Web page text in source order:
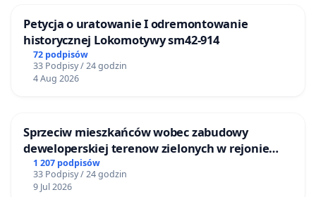
Petycja o uratowanie I odremontowanie
historycznej Lokomotywy sm42-914
72 podpisów
33 Podpisy / 24 godzin
4 Aug 2026
Sprzeciw mieszkańców wobec zabudowy
deweloperskiej terenow zielonych w rejonie
Bulwarów Straceńskich w Bielsku-Białej
1 207 podpisów
33 Podpisy / 24 godzin
9 Jul 2026